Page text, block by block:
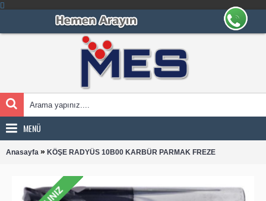
MENÜ
Anasayfa » KÖŞE RADYÜS 10B00 KARBÜR PARMAK FREZE